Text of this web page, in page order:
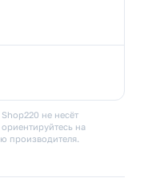
не несёт
на
производителя.